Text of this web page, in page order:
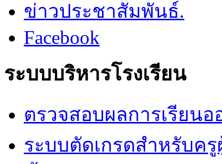
ข่าวประชาสัมพันธ์.
Facebook
ระบบบริหารโรงเรียน
ตรวจสอบผลการเรียน
ระบบตัดเกรดสำหรับค